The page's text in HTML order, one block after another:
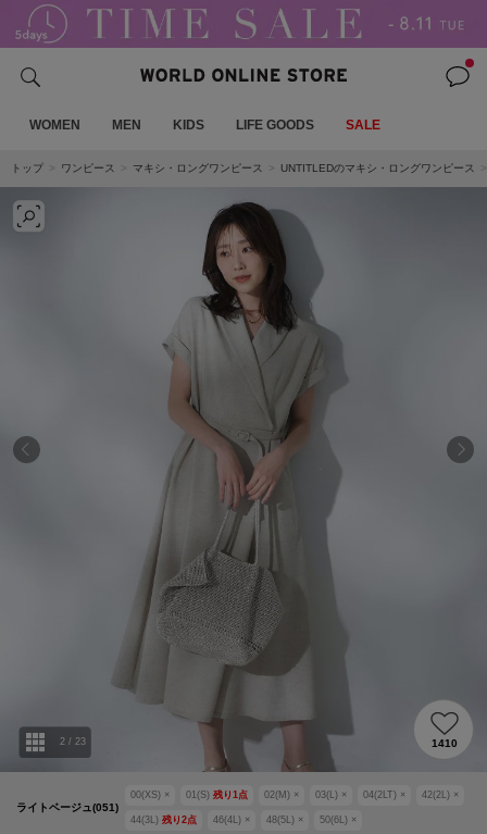
WOMEN MEN KIDS LIFE GOODS SALE
トップ ワンピース マキシ・ロングワンピース UNTITLEDのマキシ・ロングワンピース
ライトベージュ(051)
00(XS) × 01(S) 残り 1 点 02(M) × 03(L) × 04(2LT) × 42(2L) ×
44(3L) 残り 2点 46(4L) × 48(5L) × 50(6L) ×
2 / 23 1410